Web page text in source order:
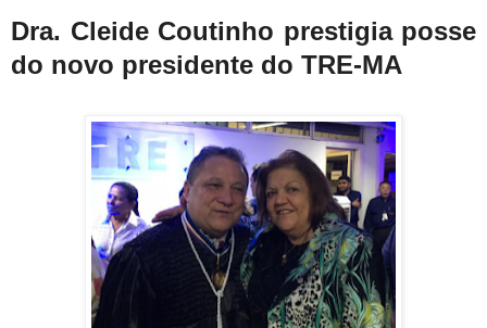
Dra. Cleide Coutinho prestigia posse
do novo presidente do TRE-MA